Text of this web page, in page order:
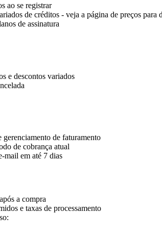
ao se registrar
de créditos - veja a página de preços para
de assinatura
e descontos variados
de faturamento
de cobrança atual
mail em até 7 dias
a compra
e taxas de processamento